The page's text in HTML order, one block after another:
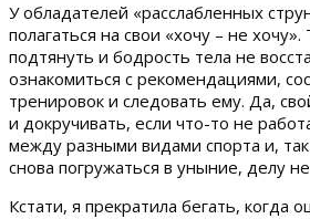
У обладателей «расслабленных
полагаться на свои «хочу – не хочу».
подтянуть и бодрость тела не
ознакомиться с рекомендациями,
тренировок и следовать ему. Да,
и докручивать, если что-то не
между разными видами спорта и,
снова погружаться в уныние, делу
Кстати, я прекратила бегать, когда